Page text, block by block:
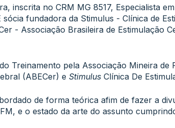
inscrita no CRM MG 8517, Especialista
fundadora da Stimulus - Clínica de
- Associação Brasileira de Estimulação
Treinamento pela Associação Mineira de
(ABECer) e Stimulus Clínica De
de forma teórica afim de fazer a
e o estado da arte do assunto